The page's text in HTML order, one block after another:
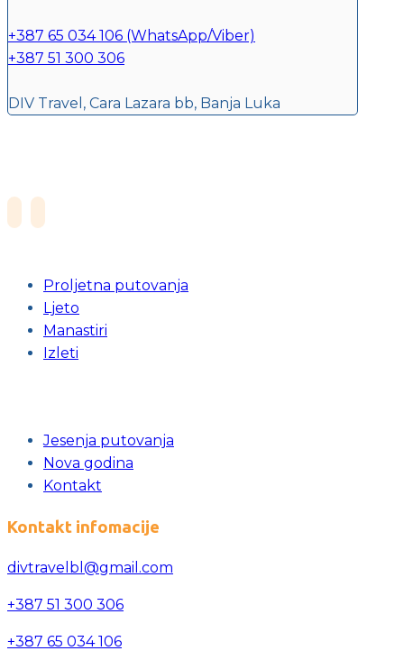
+387 65 034 106 (WhatsApp/Viber)
+387 51 300 306
DIV Travel, Cara Lazara bb, Banja Luka
Proljetna putovanja
Ljeto
Manastiri
Izleti
Jesenja putovanja
Nova godina
Kontakt
Kontakt infomacije
divtravelbl@gmail.com
+387 51 300 306
+387 65 034 106